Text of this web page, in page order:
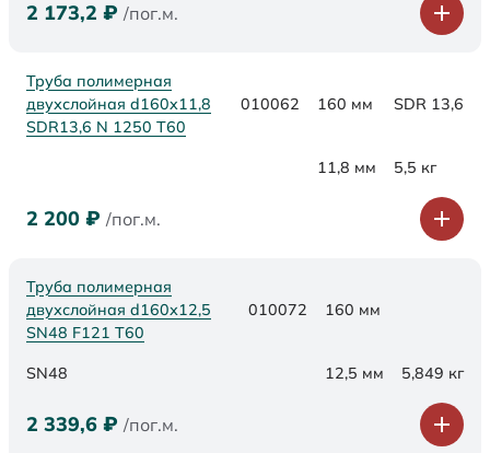
2 173,2 ₽ /пог.м.
Труба полимерная
двухслойная d160x11,8
SDR13,6 N 1250 Т60
010062 160 мм SDR 13,6
11,8 мм 5,5 кг
2 200 ₽ /пог.м.
Труба полимерная
двухслойная d160х12,5
SN48 F121 Т60
010072 160 мм
SN48 12,5 мм 5,849 кг
2 339,6 ₽ /пог.м.